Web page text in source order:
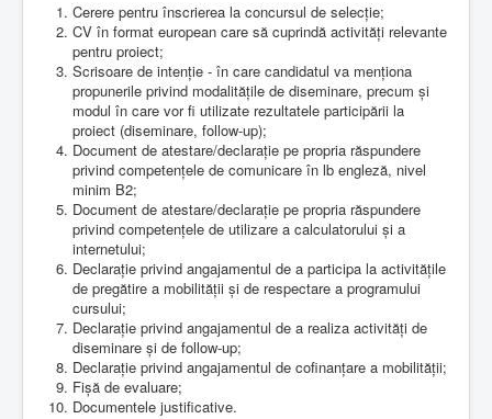
Cerere pentru înscrierea la concursul de selecție;
CV în format european care să cuprindă activități relevante
pentru proiect;
Scrisoare de intenție - în care candidatul va menționa
propunerile privind modalitățile de diseminare, precum și
modul în care vor fi utilizate rezultatele participării la
proiect (diseminare, follow-up);
Document de atestare/declarație pe propria răspundere
privind competențele de comunicare în lb engleză, nivel
minim B2;
Document de atestare/declarație pe propria răspundere
privind competențele de utilizare a calculatorului și a
internetului;
Declarație privind angajamentul de a participa la activitățile
de pregătire a mobilității și de respectare a programului
cursului;
Declarație privind angajamentul de a realiza activități de
diseminare și de follow-up;
Declarație privind angajamentul de cofinanțare a mobilității;
Fișă de evaluare;
Documentele justificative.